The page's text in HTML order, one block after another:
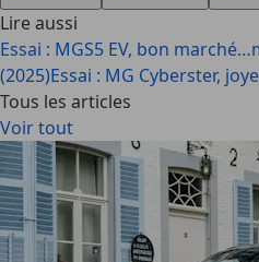
Lire aussi
Essai : MGS5 EV, bon
(2025)Essai : MG Cyberster,
Tous les articles
Voir tout